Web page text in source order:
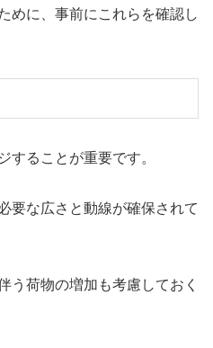
めに、事前にこれらを確認し
することが重要です。
要な広さと動線が確保されて
う荷物の増加も考慮しておく